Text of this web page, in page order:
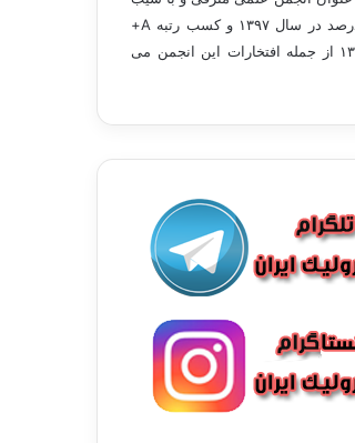
رشد بيش از ۱۰۰ درصد در سال ۱۳۹۷ و کسب رتبه A+
در ارزیابی سال ۱۳۹۸ از جمله افتخارات این انجمن می